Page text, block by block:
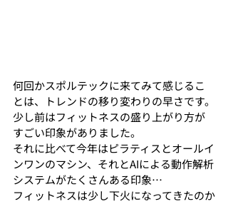
何回かスポルテックに来てみて感じるこ
とは、トレンドの移り変わりの早さです。
少し前はフィットネスの盛り上がり方が
すごい印象がありました。
それに比べて今年はピラティスとオールイ
ンワンのマシン、それとAIによる動作解析
システムがたくさんある印象…
フィットネスは少し下火になってきたのか